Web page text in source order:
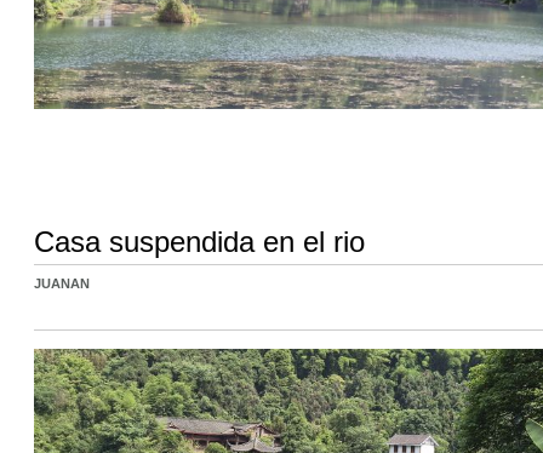
Casa suspendida en el rio
JUANAN